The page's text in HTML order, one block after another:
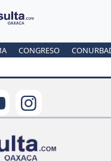
CONGRESO